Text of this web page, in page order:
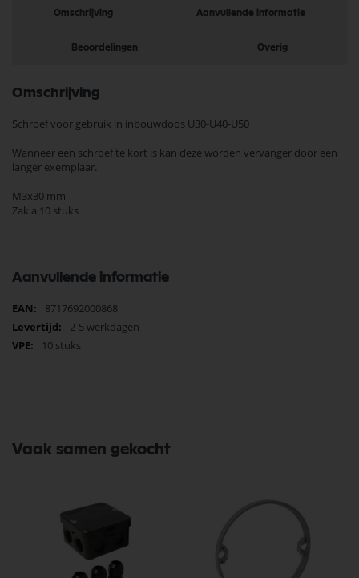
Omschrijving Aanvullende informatie
Beoordelingen Overig
Omschrijving
Schroef voor gebruik in inbouwdoos U30-U40-U50
Wanneer een schroef te kort is kan deze worden vervanger door een
langer exemplaar.
M3x30 mm
Zak a 10 stuks
Aanvullende informatie
Meer
informatie
8717692000868
2-5 werkdagen
10 stuks
Vaak samen gekocht